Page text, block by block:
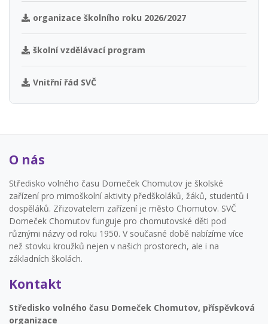
organizace školního roku 2026/2027
školní vzdělávací program
Vnitřní řád SVČ
O nás
Středisko volného času Domeček Chomutov je školské
zařízení pro mimoškolní aktivity předškoláků, žáků, studentů i
dospěláků. Zřizovatelem zařízení je město Chomutov. SVČ
Domeček Chomutov funguje pro chomutovské děti pod
různými názvy od roku 1950. V současné době nabízíme více
než stovku kroužků nejen v našich prostorech, ale i na
základních školách.
Kontakt
Středisko volného času Domeček Chomutov, příspěvková
organizace